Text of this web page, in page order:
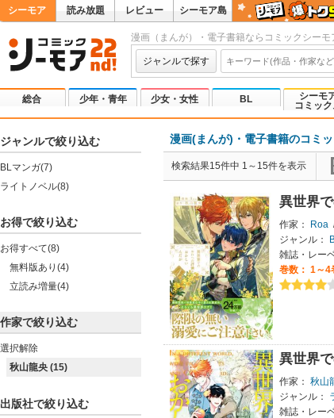
シーモア 読み放題 レビュー シーモア島
漫画（まんが）・電子書籍ならコミックシーモ
ジャンルで探す
総合 少年・青年 少女・女性 BL
シーモ
コミック
ジャンルで絞り込む
BLマンガ(7)
ライトノベル(8)
お得で絞り込む
お得すべて(8)
無料版あり(4)
立読み増量(4)
作家で絞り込む
選択解除
秋山龍央 (15)
出版社で絞り込む
漫画(まんが)・電子書籍のコミ
検索結果15件中 1～15件を表示
異世界
作家： Roa
ジャンル：
雑誌・レー
巻数： 1～4
異世界
作家： 秋山
ジャンル：
雑誌・レー